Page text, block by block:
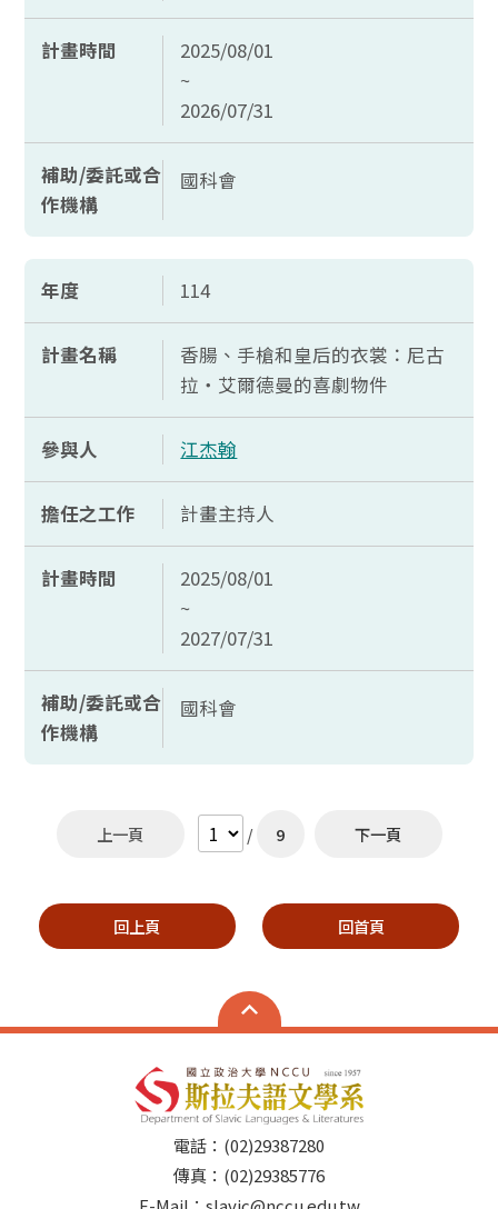
計畫時間
2025/08/01
~
2026/07/31
補助/委託或合
作機構
國科會
年度 114
計畫名稱
香腸、手槍和皇后的衣裳：尼古
拉・艾爾德曼的喜劇物件
參與人 江杰翰
擔任之工作 計畫主持人
計畫時間
2025/08/01
~
2027/07/31
補助/委託或合
作機構
國科會
上一頁 / 9 下一頁
回上頁 回首頁
電話：(02)29387280
傳真：(02)29385776